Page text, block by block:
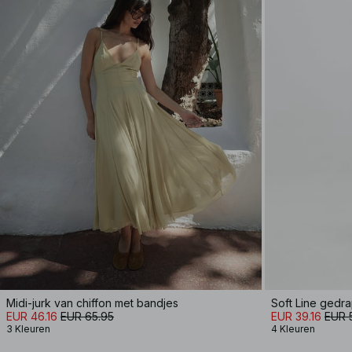
Midi-jurk van chiffon met bandjes
EUR 46.16 EUR 65.95
3 Kleuren
Soft Line
EUR 39.16 EUR
4 Kleuren